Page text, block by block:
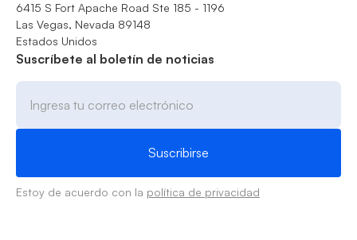
6415 S Fort Apache Road Ste 185 - 1196
Las Vegas, Nevada 89148
Estados Unidos
Suscríbete al boletín de noticias
Estoy de acuerdo con la política de privacidad